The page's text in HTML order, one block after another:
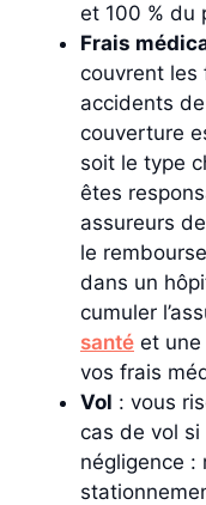
et 100 % du
Frais
couvrent les
accidents
couverture
soit le type
êtes
assureurs
le
dans un
cumuler
santé et une
vos frais
Vol : vous
cas de vol
négligence :